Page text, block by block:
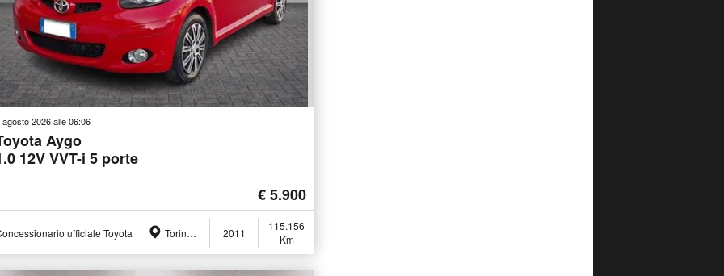
agosto 2026 alle 06:06
Aygo
12V VVT-i 5 porte
€ 5.900
ufficiale Toyota Torino (TO) 2011
115.156
Km